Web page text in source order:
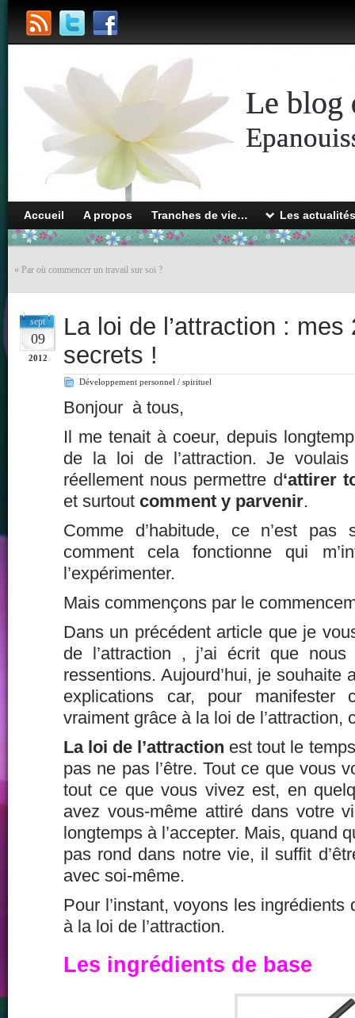
Le blog
Accueil A propos Tranches de vie… Les
« Par où commencer un travail sur soi ?
sept
09
2012
La loi de l’attraction : mes
secrets !
Développement personnel / spirituel
Bonjour à tous,
Il me tenait à coeur, depuis
de la loi de l’attraction. Je
réellement nous permettre d‘attirer
et surtout comment y parvenir.
Comme d’habitude, ce n’est pas
comment cela fonctionne qui
l’expérimenter.
Mais commençons par le
Dans un précédent article que je
de l’attraction , j’ai écrit que
ressentions. Aujourd’hui, je souhaite
explications car, pour manifester
vraiment grâce à la loi de l’attraction,
La loi de l’attraction est tout le
pas ne pas l’être. Tout ce que vous
tout ce que vous vivez est, en
avez vous-même attiré dans votre
longtemps à l’accepter. Mais, quand
pas rond dans notre vie, il suffit
avec soi-même.
Pour l’instant, voyons les
à la loi de l’attraction.
Les ingrédients de base